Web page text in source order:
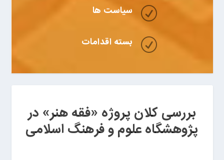
R سیاست ها
R بسته اقدامات
بررسی کلان پروژه «فقه هنر» در
پژوهشگاه علوم و فرهنگ اسلامی